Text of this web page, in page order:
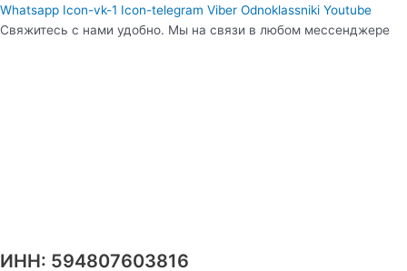
Whatsapp Icon-vk-1 Icon-telegram Viber Odnoklassniki Youtube
Свяжитесь с нами удобно. Мы на связи в любом мессенджере
ИНН: 594807603816